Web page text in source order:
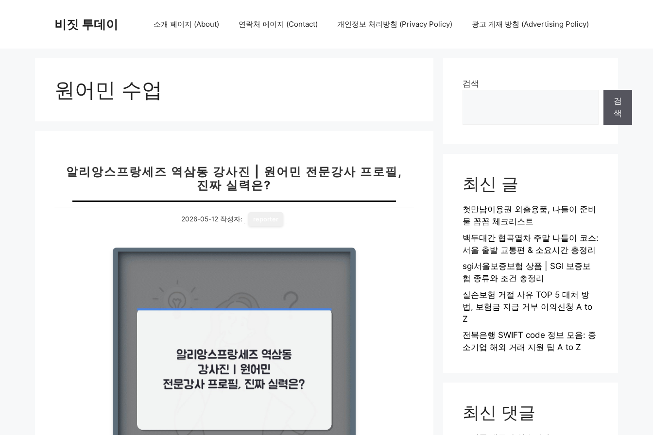
비짓 투데이 소개 페이지 (About) 연락처 페이지 (Contact) 개인정보 처리방침 (Privacy Policy) 광고 게재 방침 (Advertising Policy)
원어민 수업
알리앙스프랑세즈 역삼동 강사진 | 원어민 전문강사 프로필,
진짜 실력은?
2026-05-12 작성자:
검색
검
색
최신 글
첫만남이용권 외출용품, 나들이 준비
물 꼼꼼 체크리스트
백두대간 협곡열차 주말 나들이 코스:
서울 출발 교통편 & 소요시간 총정리
sgi서울보증보험 상품 | SGI 보증보
험 종류와 조건 총정리
실손보험 거절 사유 TOP 5 대처 방
법, 보험금 지급 거부 이의신청 A to
Z
전북은행 SWIFT code 정보 모음: 중
소기업 해외 거래 지원 팁 A to Z
최신 댓글